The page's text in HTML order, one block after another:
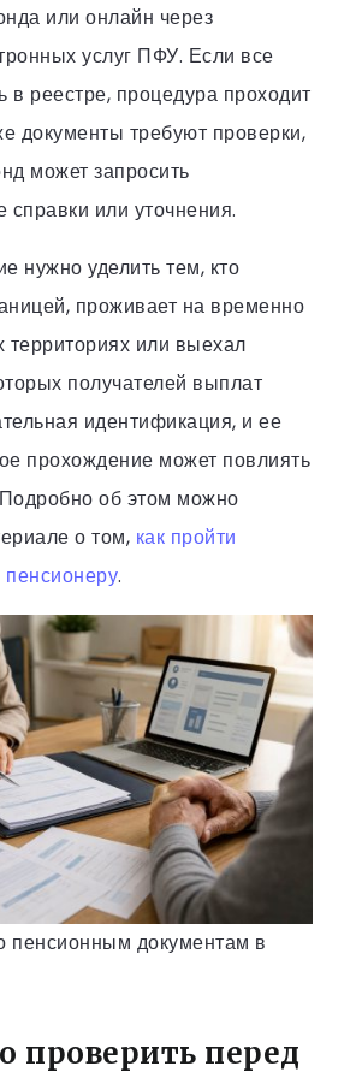
или онлайн через
услуг ПФУ. Если все
в реестре, процедура проходит
документы требуют проверки,
может запросить
справки или уточнения.
нужно уделить тем, кто
проживает на временно
территориях или выехал
получателей выплат
идентификация, и ее
прохождение может повлиять
об этом можно
о том, как пройти
.
пенсионным документам в
проверить перед